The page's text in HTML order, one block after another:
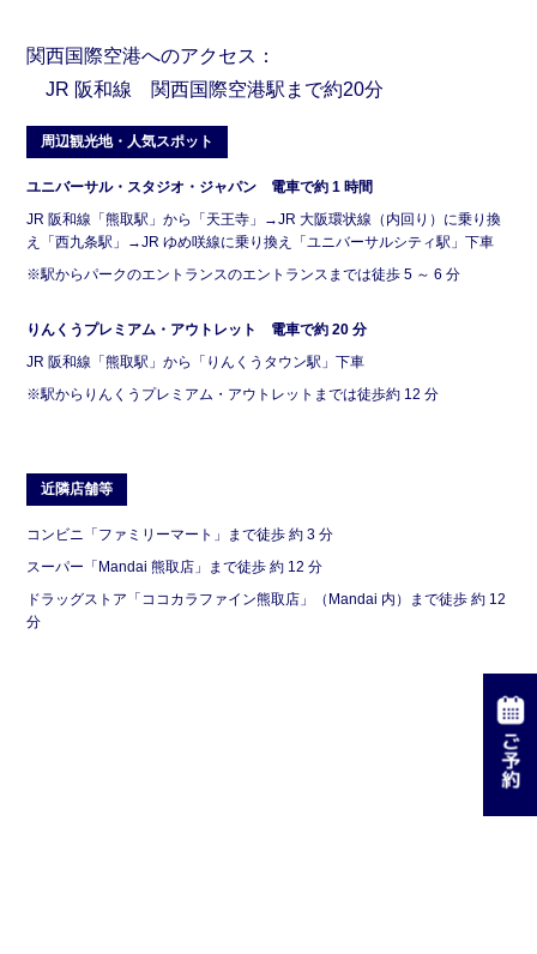
関西国際空港へのアクセス：
JR 阪和線 関西国際空港駅まで約20分
周辺観光地・人気スポット
ユニバーサル・スタジオ・ジャパン 電車で約 1 時間
JR 阪和線「熊取駅」から「天王寺」→JR 大阪環状線（内回り）に乗り換
え「西九条駅」→JR ゆめ咲線に乗り換え「ユニバーサルシティ駅」下車
※駅からパークのエントランスのエントランスまでは徒歩 5 ～ 6 分
りんくうプレミアム・アウトレット 電車で約 20 分
JR 阪和線「熊取駅」から「りんくうタウン駅」下車
※駅からりんくうプレミアム・アウトレットまでは徒歩約 12 分
近隣店舗等
コンビニ「ファミリーマート」まで徒歩 約 3 分
スーパー「Mandai 熊取店」まで徒歩 約 12 分
ドラッグストア「ココカラファイン熊取店」（Mandai 内）まで徒歩 約 12
分